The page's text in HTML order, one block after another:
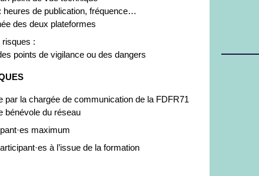
heures de publication, fréquence…
des deux plateformes
risques :
points de vigilance ou des dangers
par la chargée de communication de la FDFR71
bénévole du réseau
maximum
à l’issue de la formation